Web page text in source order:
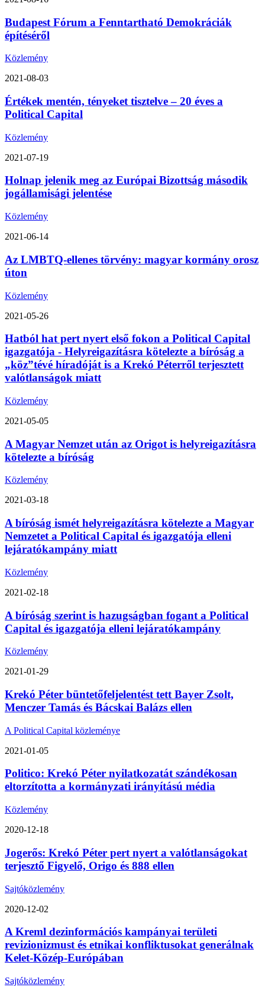
Budapest Fórum a Fenntartható Demokráciák
építéséről
Közlemény
2021-08-03
Értékek mentén, tényeket tisztelve – 20 éves a
Political Capital
Közlemény
2021-07-19
Holnap jelenik meg az Európai Bizottság második
jogállamisági jelentése
Közlemény
2021-06-14
Az LMBTQ-ellenes törvény: magyar kormány orosz
úton
Közlemény
2021-05-26
Hatból hat pert nyert első fokon a Political Capital
igazgatója - Helyreigazításra kötelezte a bíróság a
„köz”tévé híradóját is a Krekó Péterről terjesztett
valótlanságok miatt
Közlemény
2021-05-05
A Magyar Nemzet után az Origot is helyreigazításra
kötelezte a bíróság
Közlemény
2021-03-18
A bíróság ismét helyreigazításra kötelezte a Magyar
Nemzetet a Political Capital és igazgatója elleni
lejáratókampány miatt
Közlemény
2021-02-18
A bíróság szerint is hazugságban fogant a Political
Capital és igazgatója elleni lejáratókampány
Közlemény
2021-01-29
Krekó Péter büntetőfeljelentést tett Bayer Zsolt,
Menczer Tamás és Bácskai Balázs ellen
A Political Capital közleménye
2021-01-05
Politico: Krekó Péter nyilatkozatát szándékosan
eltorzította a kormányzati irányítású média
Közlemény
2020-12-18
Jogerős: Krekó Péter pert nyert a valótlanságokat
terjesztő Figyelő, Origo és 888 ellen
Sajtóközlemény
2020-12-02
A Kreml dezinformációs kampányai területi
revizionizmust és etnikai konfliktusokat generálnak
Kelet-Közép-Európában
Sajtóközlemény